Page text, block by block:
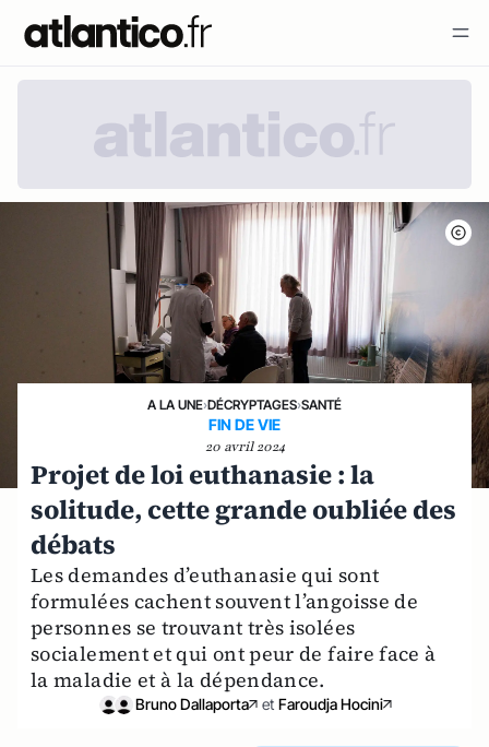
A LA UNE›DÉCRYPTAGES›SANTÉ
FIN DE VIE
20 avril 2024
Projet de loi euthanasie : la
solitude, cette grande oubliée des
débats
Les demandes d’euthanasie qui sont
formulées cachent souvent l’angoisse de
personnes se trouvant très isolées
socialement et qui ont peur de faire face à
la maladie et à la dépendance.
Bruno Dallaporta et Faroudja Hocini